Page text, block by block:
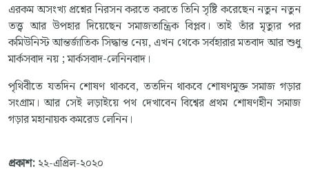
এরকম অসংখ্য প্রশ্নের নিরসন করতে করতে তিনি সৃষ্টি করেছেন নতুন নতুন
তত্ত্ব আর উপহার দিয়েছেন সমাজতান্ত্রিক বিপ্লব। তাই তাঁর মৃত্যুর পর
কমিউনিস্ট আন্তর্জাতিক সিদ্ধান্ত নেয়, এখন থেকে সর্বহারার মতবাদ আর শুধু
মার্কসবাদ নয় ; মার্কসবাদ-লেনিনবাদ।
পৃথিবীতে যতদিন শোষণ থাকবে, ততদিন থাকবে শোষণমুক্ত সমাজ গড়ার
সংগ্রাম। আর সেই লড়াইয়ে পথ দেখাবেন বিশ্বের প্রথম শোষণহীন সমাজ
গড়ার মহানায়ক কমরেড লেনিন।
প্রকাশ: ২২-এপ্রিল-২০২০